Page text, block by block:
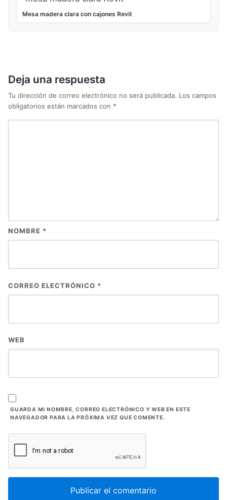
Mesa madera clara con cajones Revit
Deja una respuesta
Tu dirección de correo electrónico no será publicada. Los campos
obligatorios están marcados con *
NOMBRE *
CORREO ELECTRÓNICO *
WEB
GUARDA MI NOMBRE, CORREO ELECTRÓNICO Y WEB EN ESTE
NAVEGADOR PARA LA PRÓXIMA VEZ QUE COMENTE.